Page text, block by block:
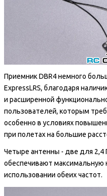
Приемник DBR4 немного
ExpressLRS, благодаря
и расширенной
пользователей, которым
особенно в условиях
при полетах на большие
Четыре антенны - две для 2,4
обеспечивают
использовании обеих частот.